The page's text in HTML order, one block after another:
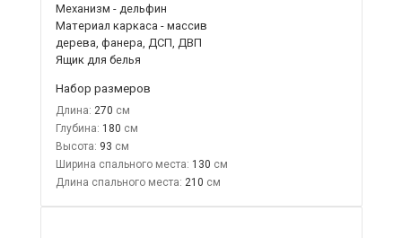
Механизм - дельфин
Материал каркаса - массив
дерева, фанера, ДСП, ДВП
Ящик для белья
Набор размеров
Длина: 270
Глубина: 180
Высота: 93
Ширина спального места: 130
Длина спального места: 210